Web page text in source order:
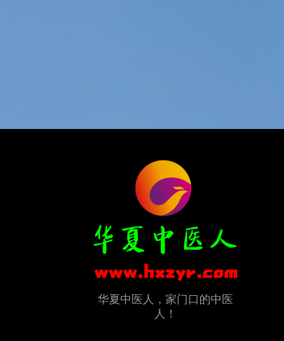
华夏中医人，家门口的中医
人！